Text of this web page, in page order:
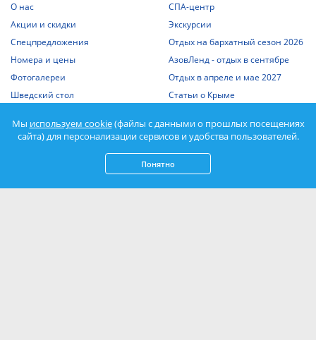
О нас
Акции и скидки
Спецпредложения
Номера и цены
Фотогалереи
Шведский стол
Отдых на Азовском море
СПА-центр
Экскурсии
Отдых на бархатный сезон 2026
АзовЛенд - отдых в сентябре
Отдых в апреле и мае 2027
Статьи о Крыме
объектов классификации
Мы используем cookie(файлы с данными о прошлых посещениях
сайта) для персонализации сервисов и удобства пользователей.
Понятно